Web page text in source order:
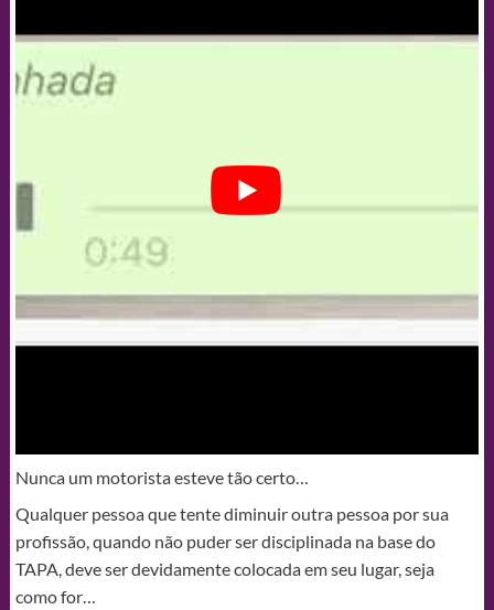
Nunca um motorista esteve tão certo…
Qualquer pessoa que tente diminuir outra pessoa por sua
profissão, quando não puder ser disciplinada na base do
TAPA, deve ser devidamente colocada em seu lugar, seja
como for…